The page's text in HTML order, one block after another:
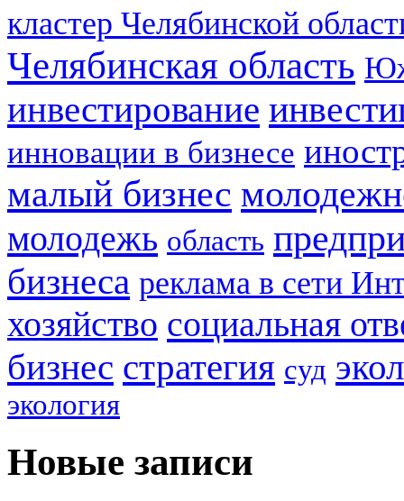
кластер Челябинской
Челябинская область
инвестирование
инновации в бизнесе
малый бизнес
молодежь область
бизнеса реклама в сети
хозяйство социальная
бизнес стратегия суд
экология
Новые записи